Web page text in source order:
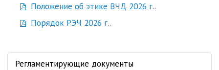
Положение об этике ВЧД 2026 г..
Порядок РЭЧ 2026 г..
Регламентирующие документы